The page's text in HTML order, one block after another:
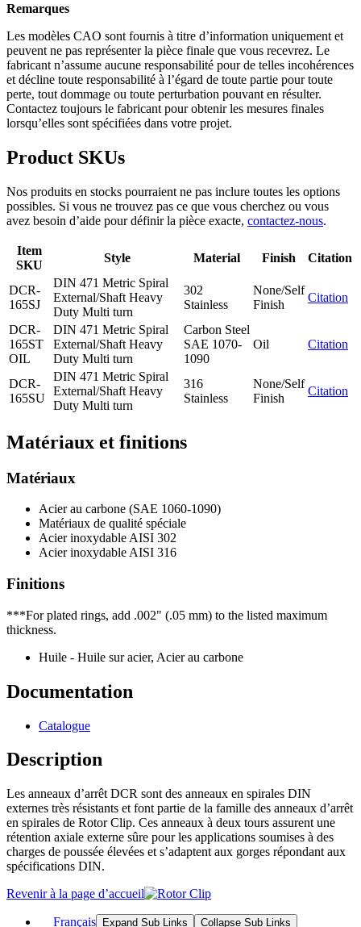
Remarques
Les modèles CAO sont fournis à titre d’information uniquement et
peuvent ne pas représenter la pièce finale que vous recevrez. Le
fabricant n’assume aucune responsabilité pour de telles incohérences
et décline toute responsabilité à l’égard de toute partie pour toute
perte, tout dommage ou toute perturbation pouvant en résulter.
Contactez toujours le fabricant pour obtenir les mesures finales
lorsqu’elles sont spécifiées dans votre projet.
Product SKUs
Nos produits en stocks pourraient ne pas inclure toutes les options
possibles. Si vous ne trouvez pas ce que vous cherchez ou vous
avez besoin d’aide pour définir la pièce exacte, contactez-nous.
Item
SKU
Style Material Finish Citation
DCR-
165SJ
DIN 471 Metric Spiral
External/Shaft Heavy
Duty Multi turn
302
Stainless
None/Self
Finish
Citation
DCR-
165ST
OIL
DIN 471 Metric Spiral
External/Shaft Heavy
Duty Multi turn
Carbon Steel
SAE 1070-
1090
Oil Citation
DCR-
165SU
DIN 471 Metric Spiral
External/Shaft Heavy
Duty Multi turn
316
Stainless
None/Self
Finish
Citation
Matériaux et finitions
Matériaux
Acier au carbone (SAE 1060-1090)
Matériaux de qualité spéciale
Acier inoxydable AISI 302
Acier inoxydable AISI 316
Finitions
***For plated rings, add .002" (.05 mm) to the listed maximum
thickness.
Huile - Huile sur acier, Acier au carbone
Documentation
Catalogue
Description
Les anneaux d’arrêt DCR sont des anneaux en spirales DIN
externes très résistants et font partie de la famille des anneaux d’arrêt
en spirales de Rotor Clip. Ces anneaux à deux tours assurent une
rétention axiale externe sûre pour les applications soumises à des
charges de poussée élevées et s’adaptent aux gorges répondant aux
spécifications DIN.
Revenir à la page d’accueil
Français Expand Sub Links Collapse Sub Links